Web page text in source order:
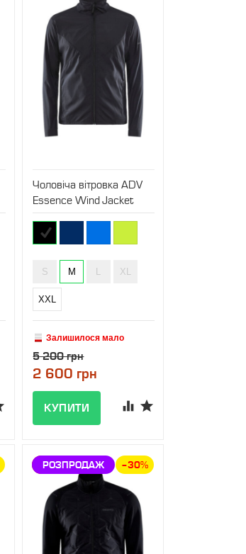
Чоловіча вітровка ADV
Essence Wind Jacket
S M XL
XXL
Залишилося мало
5 200 грн
2 600 грн
ЗНИЖКА –30%
РОЗПРОДАЖ